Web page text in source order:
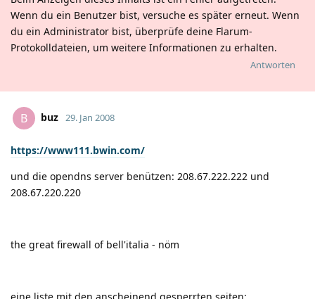
Wenn du ein Benutzer bist, versuche es später erneut. Wenn
du ein Administrator bist, überprüfe deine Flarum-
Protokolldateien, um weitere Informationen zu erhalten.
Antworten
B buz 29. Jan 2008
https://www111.bwin.com/
und die opendns server benützen: 208.67.222.222 und
208.67.220.220
the great firewall of bell'italia - nöm